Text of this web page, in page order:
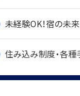
未経験OK！宿の未
住み込み制度・各